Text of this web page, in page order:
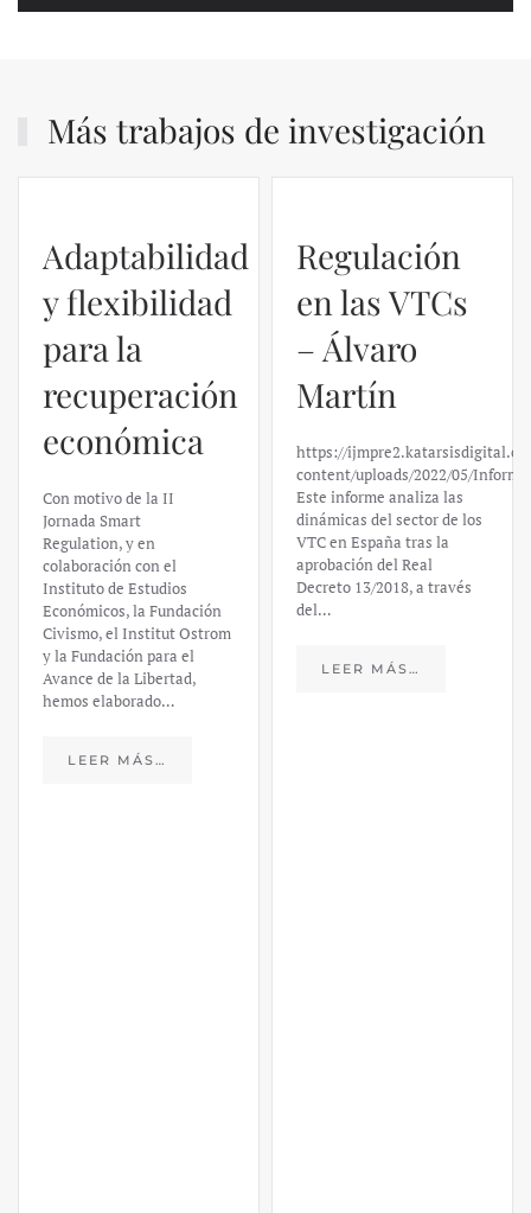
Más trabajos de investigación
Adaptabilidad
y flexibilidad
para la
recuperación
económica
Con motivo de la II
Jornada Smart
Regulation, y en
colaboración con el
Instituto de Estudios
Económicos, la Fundación
Civismo, el Institut Ostrom
y la Fundación para el
Avance de la Libertad,
hemos elaborado…
LEER MÁS…
Regulación
en las VTCs
– Álvaro
Martín
https://
content/uploads/2022/05/
Este informe analiza las
dinámicas del sector de los
VTC en España tras la
aprobación del Real
Decreto 13/2018, a través
del…
LEER MÁS…